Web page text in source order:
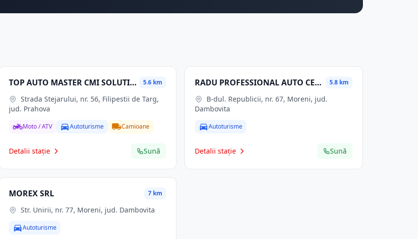
TOP AUTO MASTER CMI SOLUTIONS SRL 5.6 km
jud. Prahova
Moto / ATV Autoturisme Camioane
Detalii stație Sună
RADU PROFESSIONAL AUTO CENTER 1 SRL 5.8 km
Dambovita
Autoturisme
Detalii stație Sună
MOREX SRL 7 km
Str. Unirii, nr. 77, Moreni, jud. Dambovita
Autoturisme